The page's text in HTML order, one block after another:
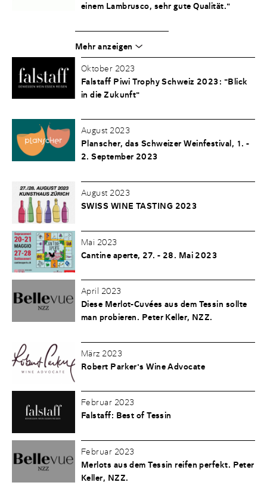
einem Lambrusco, sehr gute Qualität."
Mehr anzeigen
Oktober 2023
Falstaff Piwi Trophy Schweiz 2023: "Blick
in die Zukunft"
August 2023
Planscher, das Schweizer Weinfestival, 1. -
2. September 2023
August 2023
SWISS WINE TASTING 2023
Mai 2023
Cantine aperte, 27. - 28. Mai 2023
April 2023
Diese Merlot-Cuvées aus dem Tessin sollte
man probieren. Peter Keller, NZZ.
März 2023
Robert Parker's Wine Advocate
Februar 2023
Falstaff: Best of Tessin
Februar 2023
Merlots aus dem Tessin reifen perfekt. Peter
Keller, NZZ.